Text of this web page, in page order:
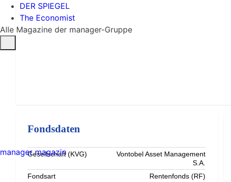
Fondsdaten
Gesellschaft (KVG)
Vontobel Asset Management
S.A.
Fondsart
Rentenfonds (RF)
DER SPIEGEL
The Economist
Alle Magazine der manager-Gruppe
manager magazin